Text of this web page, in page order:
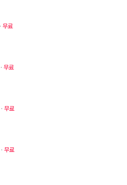
무료
무료
무료
무료